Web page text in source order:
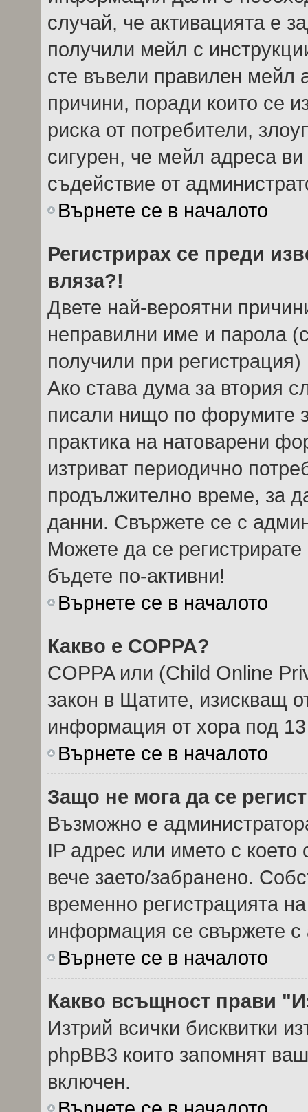
случай, че активацията е
получили мейл с
сте въвели правилен мейл
причини, поради които се
риска от потребители,
сигурен, че мейл адреса
съдействие от
Върнете се в началото
Регистрирах се преди
вляза?!
Двете най-вероятни
неправилни име и парола
получили при
Ако става дума за втория
писали нищо по форумите
практика на натоварени
изтриват периодично
продължително време, за
данни. Свържете се с
Можете да се
бъдете по-активни!
Върнете се в началото
Какво е COPPA?
COPPA или (Child Online
закон в Щатите, изискващ
информация от хора под
Върнете се в началото
Защо не мога да се
Възможно е
IP адрес или името с което
вече заето/забранено.
временно регистрацията
информация се свържете с
Върнете се в началото
Какво всъщност прави
Изтрий всички бисквитки
phpBB3 които запомнят
включен.